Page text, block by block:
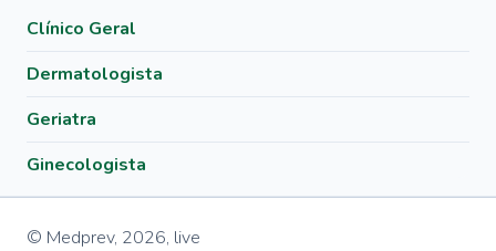
Clínico Geral
Dermatologista
Geriatra
Ginecologista
© Medprev, 2026, live